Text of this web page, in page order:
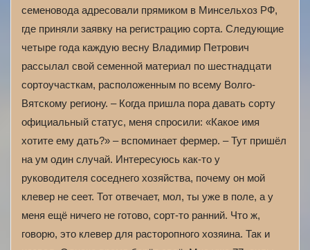
семеновода адресовали прямиком в Минсельхоз РФ,
где приняли заявку на регистрацию сорта. Следующие
четыре года каждую весну Владимир Петрович
рассылал свой семенной материал по шестнадцати
сортоучасткам, расположенным по всему Волго-
Вятскому региону. – Когда пришла пора давать сорту
официальный статус, меня спросили: «Какое имя
хотите ему дать?» – вспоминает фермер. – Тут пришёл
на ум один случай. Интересуюсь как-то у
руководителя соседнего хозяйства, почему он мой
клевер не сеет. Тот отвечает, мол, ты уже в поле, а у
меня ещё ничего не готово, сорт-то ранний. Что ж,
говорю, это клевер для расторопного хозяина. Так и